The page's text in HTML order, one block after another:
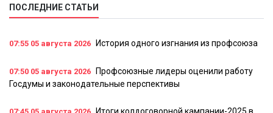
ПОСЛЕДНИЕ СТАТЬИ
07:55 05 августа 2026 История одного изгнания из профсоюза
07:50 05 августа 2026
Профсоюзные лидеры оценили работу
Госдумы и законодательные перспективы
Итоги колдоговорной кампании-2025 в